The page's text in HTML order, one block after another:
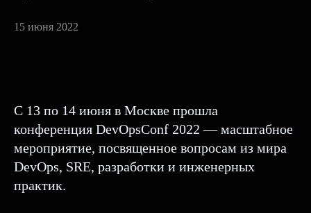
15 июня 2022
C 13 по 14 июня в Москве прошла
конференция DevOpsConf 2022 — масштабное
мероприятие, посвященное вопросам из мира
DevOps, SRE, разработки и инженерных
практик.